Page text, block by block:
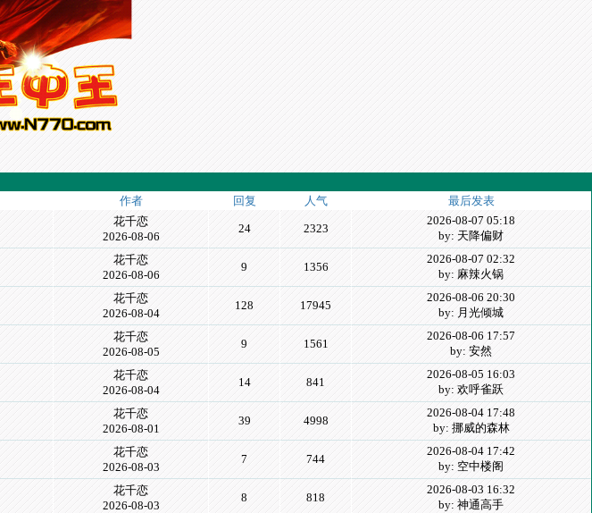
作者 回复 人气 最后发表
花千恋
2026-08-06
24 2323
2026-08-07 05:18
by: 天降偏财
花千恋
2026-08-06
9 1356
2026-08-07 02:32
by: 麻辣火锅
花千恋
2026-08-04
128 17945
2026-08-06 20:30
by: 月光倾城
花千恋
2026-08-05
9 1561
2026-08-06 17:57
by: 安然
花千恋
2026-08-04
14 841
2026-08-05 16:03
by: 欢呼雀跃
花千恋
2026-08-01
39 4998
2026-08-04 17:48
by: 挪威的森林
花千恋
2026-08-03
7 744
2026-08-04 17:42
by: 空中楼阁
花千恋
2026-08-03
8 818
2026-08-03 16:32
by: 神通高手